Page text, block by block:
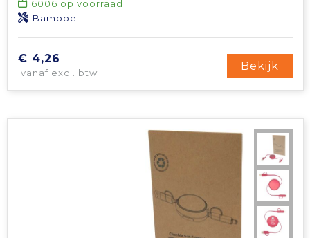
6006 op voorraad
Bamboe
€ 4,26
vanaf excl. btw
Bekijk